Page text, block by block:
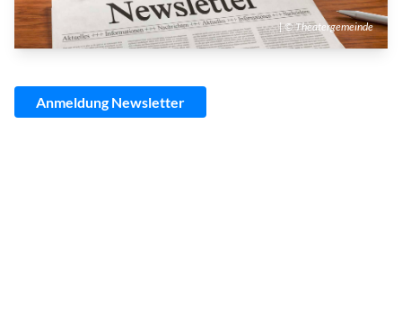
Anmeldung Newsletter
| © Theatergemeinde